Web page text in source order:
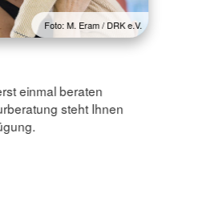
Foto: M. Eram / DRK e.V.
einmal beraten
steht Ihnen